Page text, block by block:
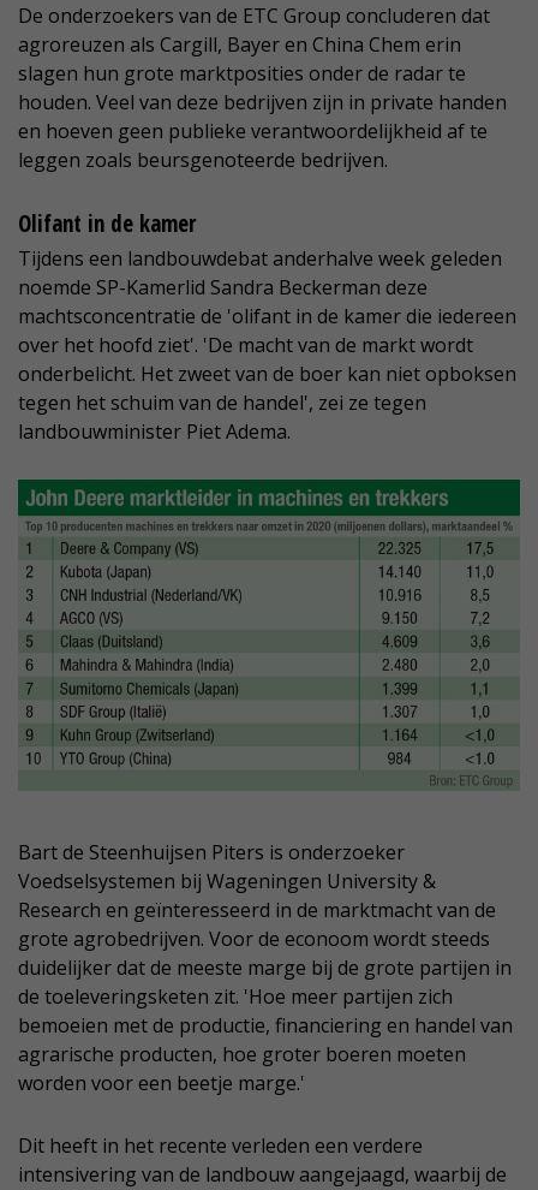
De onderzoekers van de ETC Group concluderen dat
agroreuzen als Cargill, Bayer en China Chem erin
slagen hun grote marktposities onder de radar te
houden. Veel van deze bedrijven zijn in private handen
en hoeven geen publieke verantwoordelijkheid af te
leggen zoals beursgenoteerde bedrijven.
Olifant in de kamer
Tijdens een landbouwdebat anderhalve week geleden
noemde SP-Kamerlid Sandra Beckerman deze
machtsconcentratie de 'olifant in de kamer die iedereen
over het hoofd ziet'. 'De macht van de markt wordt
onderbelicht. Het zweet van de boer kan niet opboksen
tegen het schuim van de handel', zei ze tegen
landbouwminister Piet Adema.
Bart de Steenhuijsen Piters is onderzoeker
Voedselsystemen bij Wageningen University &
Research en geïnteresseerd in de marktmacht van de
grote agrobedrijven. Voor de econoom wordt steeds
duidelijker dat de meeste marge bij de grote partijen in
de toeleveringsketen zit. 'Hoe meer partijen zich
bemoeien met de productie, financiering en handel van
agrarische producten, hoe groter boeren moeten
worden voor een beetje marge.'
Dit heeft in het recente verleden een verdere
intensivering van de landbouw aangejaagd, waarbij de